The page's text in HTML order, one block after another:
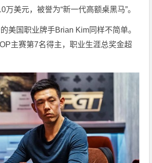
万美元，被誉为“新一代高额桌黑马”。
美国职业牌手Brian Kim同样不简单。
主赛第7名得主，职业生涯总奖金超